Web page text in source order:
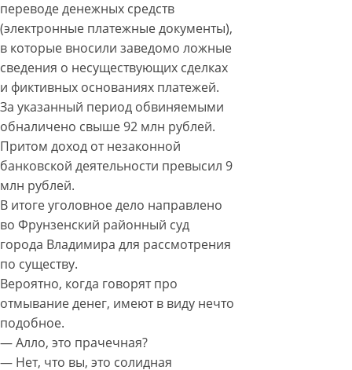
переводе денежных средств
(электронные платежные документы),
в которые вносили заведомо ложные
сведения о несуществующих сделках
и фиктивных основаниях платежей.
За указанный период обвиняемыми
обналичено свыше 92 млн рублей.
Притом доход от незаконной
банковской деятельности превысил 9
млн рублей.
В итоге уголовное дело направлено
во Фрунзенский районный суд
города Владимира для рассмотрения
по существу.
Вероятно, когда говорят про
отмывание денег, имеют в виду нечто
подобное.
— Алло, это прачечная?
— Нет, что вы, это солидная